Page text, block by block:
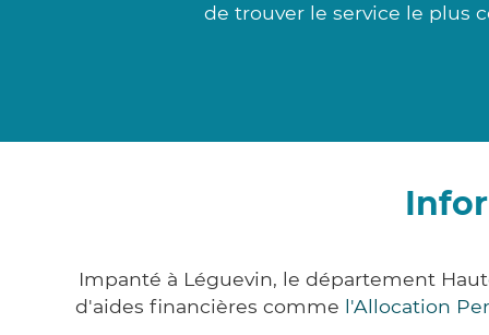
de trouver le service le plus
Impanté à Léguevin, le département
d'aides financières comme l'Allocation